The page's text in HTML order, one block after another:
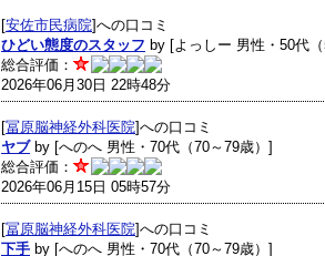
[安佐市民病院]への口コミ
ひどい態度のスタッフ by [よっしー 男性・50代
総合評価：
2026年06月30日 22時48分
[冨原脳神経外科医院]への口コミ
ヤブby [へのへ 男性・70代（70～79歳）]
総合評価：
2026年06月15日 05時57分
[冨原脳神経外科医院]への口コミ
下手 by [へのへ 男性・70代（70～79歳）]